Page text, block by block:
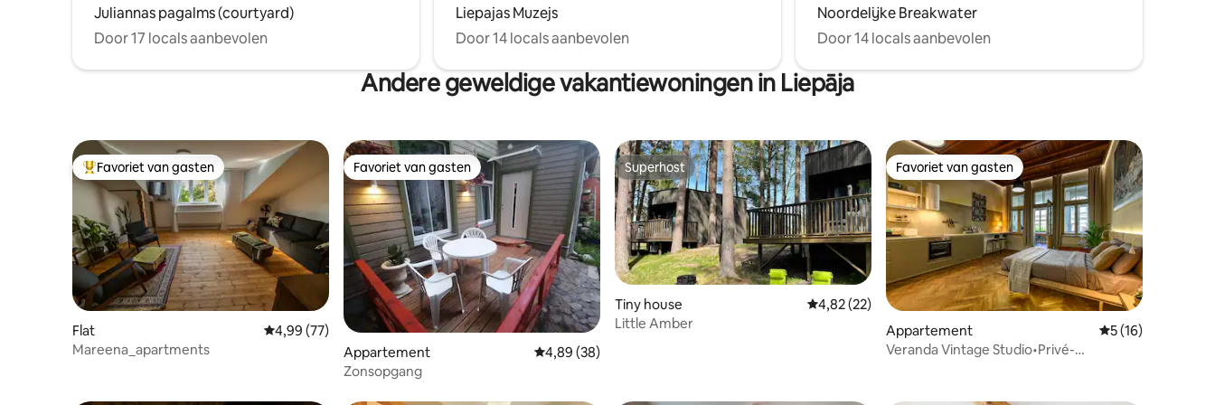
Juliannas pagalms (courtyard)
Door 17 locals aanbevolen
Liepajas Muzejs
Door 14 locals aanbevolen
Noordelijke Breakwater
Door 14 locals aanbevolen
Andere geweldige vakantiewoningen in Liepāja
Topfavoriet van gasten
Favoriet van gasten
Flat Gemiddelde beoordeling van 4,99 op 5, 77 recensies
4,99 (77)
Mareena_apartments
Favoriet van gasten
Favoriet van gasten
Appartement Gemiddelde beoordeling van 4,89 op 5, 38 recensies
4,89 (38)
Zonsopgang
Superhost
Superhost
Tiny house Gemiddelde beoordeling van 4,82 op 5, 22 recensies
4,82 (22)
Little Amber
Favoriet van gasten
Favoriet van gasten
Appartement Gemiddelde
5 (16)
Veranda Vintage Studio•Privé-